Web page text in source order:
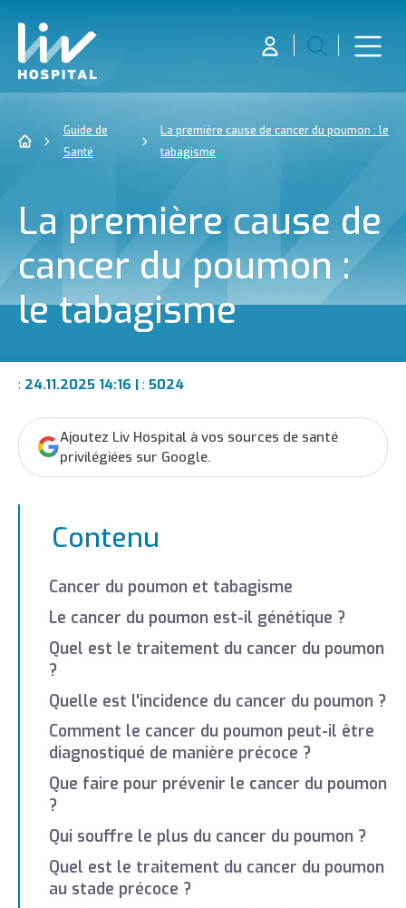
Guide de
Santé
La première cause de cancer du poumon : le
tabagisme
La première cause de
cancer du poumon :
le tabagisme
: 24.11.2025 14:16 | : 5024
Ajoutez Liv Hospital à vos sources de santé
privilégiées sur Google.
Contenu
Cancer du poumon et tabagisme
Le cancer du poumon est-il génétique ?
Quel est le traitement du cancer du poumon
?
Quelle est l'incidence du cancer du poumon ?
Comment le cancer du poumon peut-il être
diagnostiqué de manière précoce ?
Que faire pour prévenir le cancer du poumon
?
Qui souffre le plus du cancer du poumon ?
Quel est le traitement du cancer du poumon
au stade précoce ?